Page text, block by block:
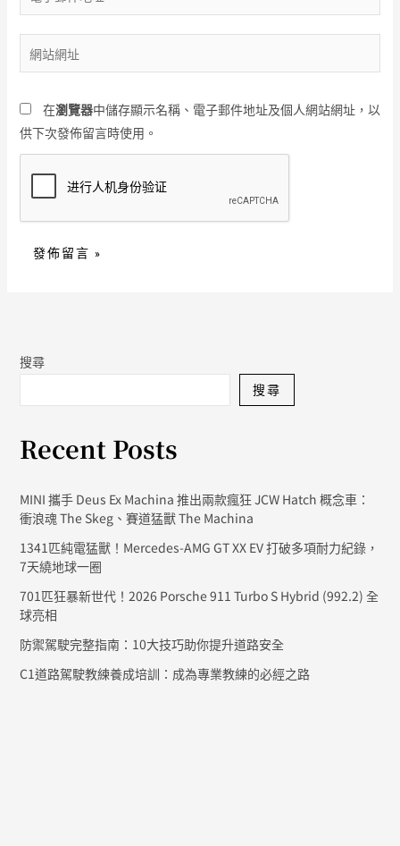
子
郵
件
址
*
站
址
在瀏覽器中儲存顯示名稱、電子郵件地址及個人網站網址，以
供下次發佈留言時使用。
搜尋
搜尋
Recent Posts
MINI 攜手 Deus Ex Machina 推出兩款瘋狂 JCW Hatch 概念車：
衝浪魂 The Skeg、賽道猛獸 The Machina
1341匹純電猛獸！Mercedes-AMG GT XX EV 打破多項耐力紀錄，
7天繞地球一圈
701匹狂暴新世代！2026 Porsche 911 Turbo S Hybrid (992.2) 全
球亮相
防禦駕駛完整指南：10大技巧助你提升道路安全
C1道路駕駛教練養成培訓：成為專業教練的必經之路